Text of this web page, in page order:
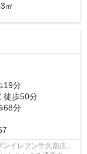
㎡
19分
徒歩50分
68分
イレブン牛久南店」